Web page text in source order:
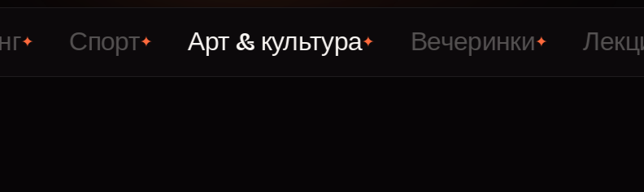
✦ Арт & культура✦ Вечеринки✦ Лекции ✦